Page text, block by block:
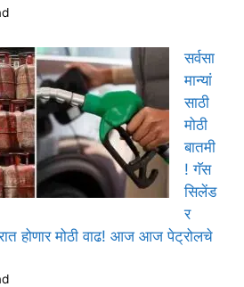
सर्वसा
मान्यां
साठी
मोठी
बातमी
! गॅस
सिलेंड
र
होणार मोठी वाढ! आज आज पेट्रोलचे